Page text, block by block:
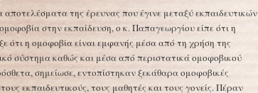
της έρευνας που έγινε μεταξύ εκπαιδευτικών
στην εκπαίδευση, ο κ. Παπαγεωργίου είπε ότι η
ότι η ομοφοβία είναι εμφανής μέσα από τη χρήση της
σύστημα καθώς και μέσα από περιστατικά ομοφοβικού
σημείωσε, εντοπίστηκαν ξεκάθαρα ομοφοβικές
εκπαιδευτικούς, τους μαθητές και τους γονείς. Πέραν